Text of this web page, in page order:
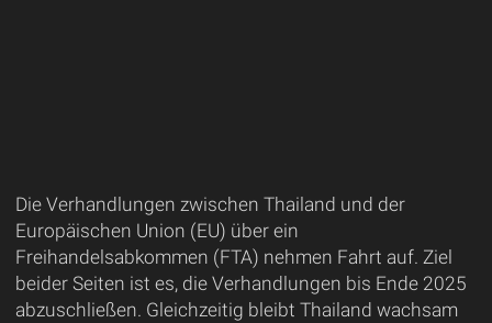
Die Verhandlungen zwischen Thailand und der
Europäischen Union (EU) über ein
Freihandelsabkommen (FTA) nehmen Fahrt auf. Ziel
beider Seiten ist es, die Verhandlungen bis Ende 2025
abzuschließen. Gleichzeitig bleibt Thailand wachsam